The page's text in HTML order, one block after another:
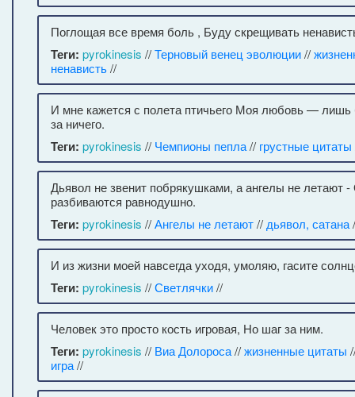
Поглощая все время боль , Буду скрещивать
Теги: pyrokinesis //Терновый венец эволюции//
ненависть//
И мне кажется с полета птичьего Моя любовь — лишь
за ничего.
Теги: pyrokinesis // Чемпионы пепла// грустные цитаты
Дьявол не звенит побрякушками, а ангелы не летают
разбиваются равнодушно.
Теги: pyrokinesis //Ангелы не летают// дьявол, сатана
И из жизни моей навсегда уходя, умоляю, гасите
Теги: pyrokinesis //Светлячки//
Человек это просто кость игровая, Но шаг за ним.
Теги: pyrokinesis // Виа Долороса//жизненные цитаты
игра//